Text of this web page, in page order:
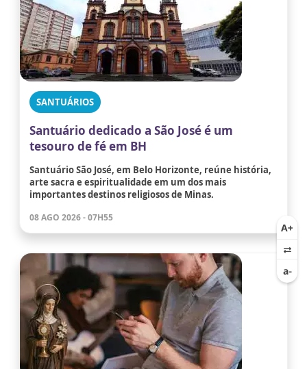
SANTUÁRIOS
Santuário dedicado a São José é um
tesouro de fé em BH
Santuário São José, em Belo Horizonte, reúne história,
arte sacra e espiritualidade em um dos mais
importantes destinos religiosos de Minas.
08 AGO 2026 - 07H55